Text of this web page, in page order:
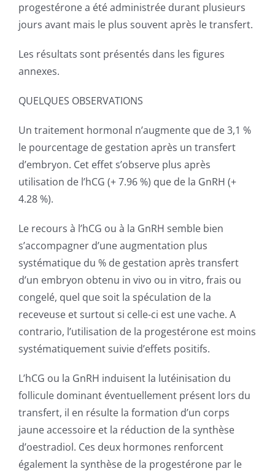
progestérone a été administrée durant plusieurs
jours avant mais le plus souvent après le transfert.
Les résultats sont présentés dans les figures
annexes.
QUELQUES OBSERVATIONS
Un traitement hormonal n’augmente que de 3,1 %
le pourcentage de gestation après un transfert
d’embryon. Cet effet s’observe plus après
utilisation de l’hCG (+ 7.96 %) que de la GnRH (+
4.28 %).
Le recours à l’hCG ou à la GnRH semble bien
s’accompagner d’une augmentation plus
systématique du % de gestation après transfert
d’un embryon obtenu in vivo ou in vitro, frais ou
congelé, quel que soit la spéculation de la
receveuse et surtout si celle-ci est une vache. A
contrario, l’utilisation de la progestérone est moins
systématiquement suivie d’effets positifs.
L’hCG ou la GnRH induisent la lutéinisation du
follicule dominant éventuellement présent lors du
transfert, il en résulte la formation d’un corps
jaune accessoire et la réduction de la synthèse
d’oestradiol. Ces deux hormones renforcent
également la synthèse de la progestérone par le